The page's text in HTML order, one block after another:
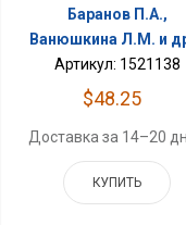
Баранов П.А.,
Ванюшкина Л.М. и
Артикул: 1521138
$48.25
Доставка за 14–20
КУПИТЬ